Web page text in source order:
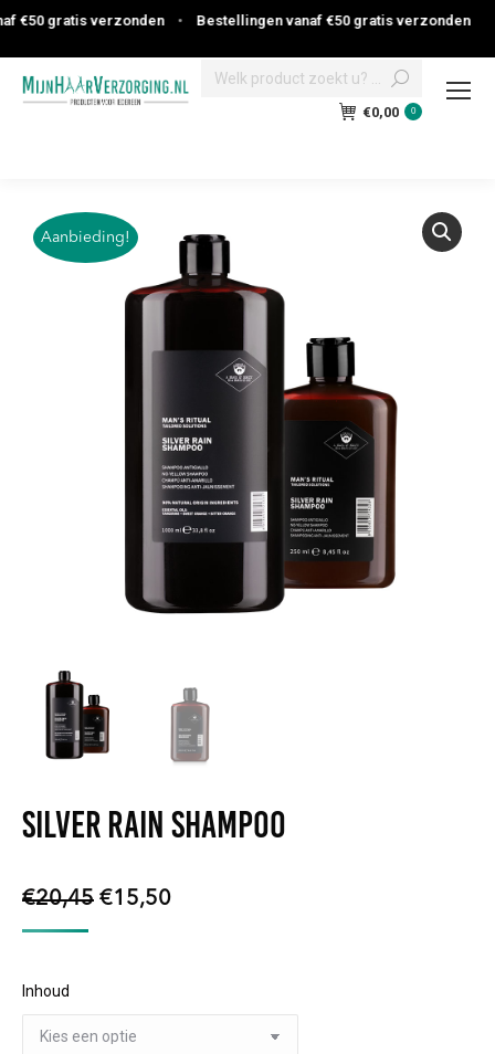
€50 gratis verzonden • Bestellingen vanaf €50 gratis verzonden
Search:
€0,00 0
Aanbieding!
Silver Rain Shampoo
€20,45 Oorspronkelijke
€15,50Huidige
Inhoud